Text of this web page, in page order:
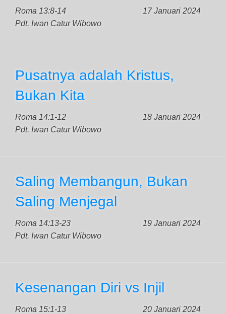
Roma 13:8-14
17 Januari 2024
Pdt. Iwan Catur Wibowo
Pusatnya adalah Kristus,
Bukan Kita
Roma 14:1-12
18 Januari 2024
Pdt. Iwan Catur Wibowo
Saling Membangun, Bukan
Saling Menjegal
Roma 14:13-23
19 Januari 2024
Pdt. Iwan Catur Wibowo
Kesenangan Diri vs Injil
Roma 15:1-13
20 Januari 2024